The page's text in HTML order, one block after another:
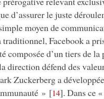
d’assurer le juste
moyen de
Facebook a
composée d’un tiers de
direction défend des
Zuckerberg a
» [14]. Dans ce «